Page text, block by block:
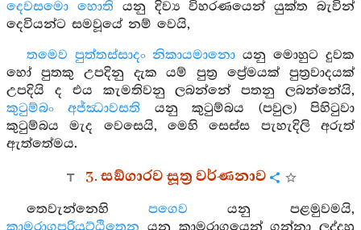
දෙවසමො හොති යනු දිව්‍ය විහරණයෙන් යුක්ත බැවින්
දෙවියන්ට සමවූයේ නම් වෙයි,
තමෙව පුත්තස්සාදං නිකායමානො යනු මොහුට දුවක
හෝ පුතකු උපදිනු දැක යම් පුත්‍ර ප්‍රේමයක් පුත්‍රවාදයක්
උපදියි ද එය කැමතිවනු ලබන්නේ පතනු ලබන්නේයි,
කුටුම්බං අජ්ඣාවසති යනු කුටුම්බය (පවුල) පිහිටුවා
කුටුම්බය මැද වෙසෙයි, මෙහි සෙස්ස පැහැදිලි අරුත්
ඇත්තේමය.
3. සඞ්ගාරව සූත්‍ර වර්ණනාව
තෙවැන්නෙහි පගෙව යනු පළමුවමයි,